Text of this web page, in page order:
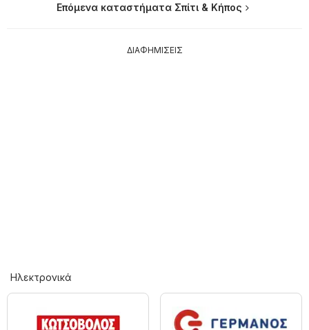
Επόμενα καταστήματα Σπίτι & Κήπος
ΔΙΑΦΗΜΙΣΕΙΣ
Hλεκτρονικά